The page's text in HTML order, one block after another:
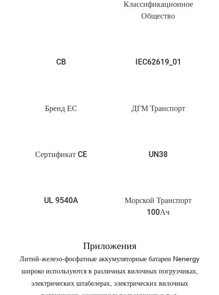
Классификационное
Общество
CB IEC62619_01
Бренд ЕС ДГМ Транспорт
Сертификат CE UN38
UL 9540A
Морской Транспорт
100Ач
Приложения
Литий-железо-фосфатные аккумуляторные батареи Nenergy
широко используются в различных вилочных погрузчиках,
электрических штабелерах, электрических вилочных